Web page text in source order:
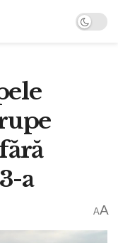
a
AA